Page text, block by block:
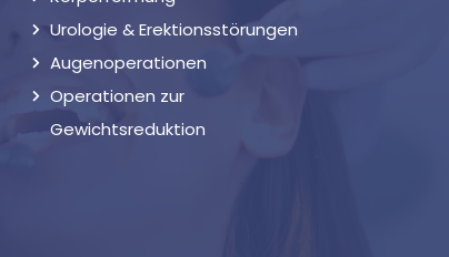
Urologie & Erektionsstörungen
Augenoperationen
Operationen zur
Gewichtsreduktion